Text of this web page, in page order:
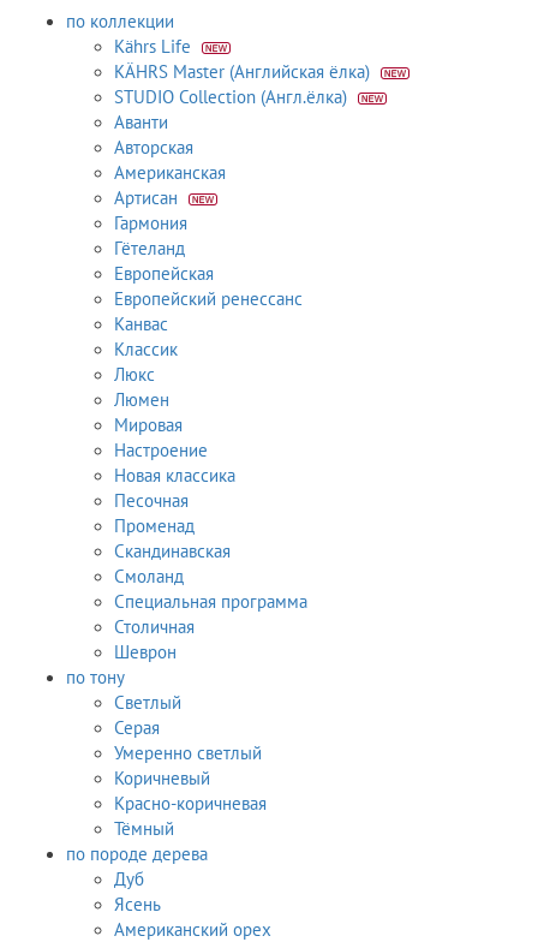
по коллекции
Kährs Life
KÄHRS Master (Английская ёлка)
STUDIO Collection (Англ.ёлка)
Аванти
Авторская
Американская
Артисан
Гармония
Гётеланд
Европейская
Европейский ренессанс
Канвас
Классик
Люкс
Люмен
Мировая
Настроение
Новая классика
Песочная
Променад
Скандинавская
Смоланд
Специальная программа
Столичная
Шеврон
по тону
Светлый
Серая
Умеренно светлый
Коричневый
Красно-коричневая
Тёмный
по породе дерева
Дуб
Ясень
Американский орех